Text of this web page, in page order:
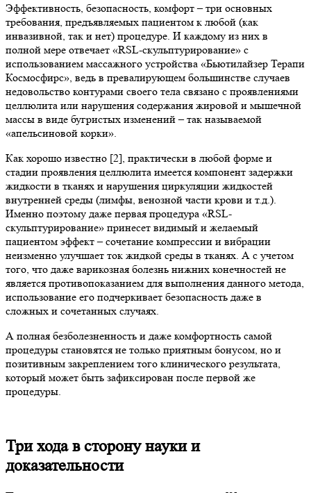
Эффективность, безопасность, комфорт – три основных
требования, предъявляемых пациентом к любой (как
инвазивной, так и нет) процедуре. И каждому из них в
полной мере отвечает «RSL-скульптурирование» с
использованием массажного устройства «Бьютилайзер Терапи
Космосфирс», ведь в превалирующем большинстве случаев
недовольство контурами своего тела связано с проявлениями
целлюлита или нарушения содержания жировой и мышечной
массы в виде бугристых изменений – так называемой
«апельсиновой корки».
Как хорошо известно [2], практически в любой форме и
стадии проявления целлюлита имеется компонент задержки
жидкости в тканях и нарушения циркуляции жидкостей
внутренней среды (лимфы, венозной части крови и т.д.).
Именно поэтому даже первая процедура «RSL-
скульптурирование» принесет видимый и желаемый
пациентом эффект – сочетание компрессии и вибрации
неизменно улучшает ток жидкой среды в тканях. А с учетом
того, что даже варикозная болезнь нижних конечностей не
является противопоказанием для выполнения данного метода,
использование его подчеркивает безопасность даже в
сложных и сочетанных случаях.
А полная безболезненность и даже комфортность самой
процедуры становятся не только приятным бонусом, но и
позитивным закреплением того клинического результата,
который может быть зафиксирован после первой же
процедуры.
Три хода в сторону науки и
доказательности